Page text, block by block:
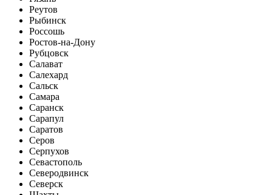
Реутов
Рыбинск
Россошь
Ростов-на-Дону
Рубцовск
Салават
Салехард
Сальск
Самара
Саранск
Сарапул
Саратов
Серов
Серпухов
Севастополь
Северодвинск
Северск